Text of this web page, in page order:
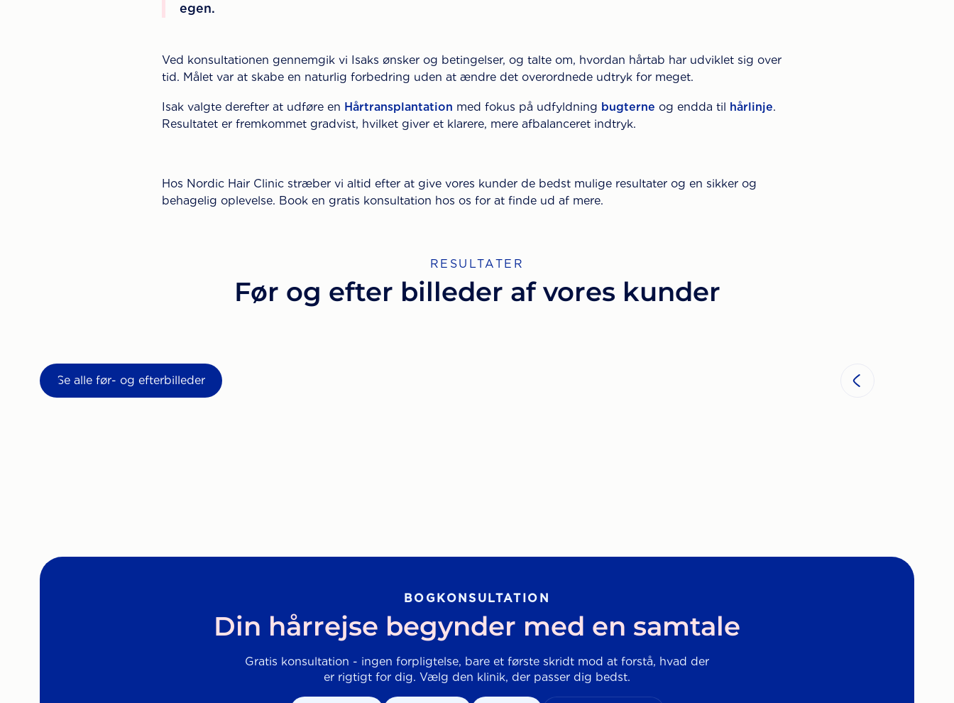
egen.
Ved konsultationen gennemgik vi Isaks ønsker og betingelser, og talte om, hvordan hårtab har udviklet sig over
tid. Målet var at skabe en naturlig forbedring uden at ændre det overordnede udtryk for meget.
Isak valgte derefter at udføre en Hårtransplantation med fokus på udfyldning bugterne og endda til hårlinje.
Resultatet er fremkommet gradvist, hvilket giver et klarere, mere afbalanceret indtryk.
Hos Nordic Hair Clinic stræber vi altid efter at give vores kunder de bedst mulige resultater og en sikker og
behagelig oplevelse. Book en gratis konsultation hos os for at finde ud af mere.
RESULTATER
Før og efter billeder af vores kunder
Se alle før- og efterbilleder
BOGKONSULTATION
Din hårrejse begynder med en samtale
Gratis konsultation - ingen forpligtelse, bare et første skridt mod at forstå, hvad der
er rigtigt for dig. Vælg den klinik, der passer dig bedst.